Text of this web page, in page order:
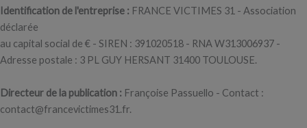
Identification de l'entreprise : FRANCE VICTIMES 31 - Association
déclarée
au capital social de € - SIREN : 391020518 - RNA W313006937 -
Adresse postale : 3 PL GUY HERSANT 31400 TOULOUSE.
Directeur de la publication : Françoise Passuello - Contact :
contact@francevictimes31.fr.